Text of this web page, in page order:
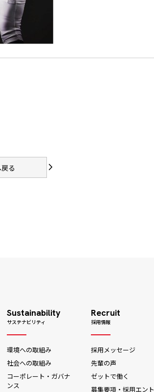
る arrow_forward_ios
Sustainability
サステナビリティ
環境への取組み
社会への取組み
コーポレート・ガバナ
ンス
Recruit
採用情報
採用メッセージ
先輩の声
ゼットで働く
募集要項・採用エント